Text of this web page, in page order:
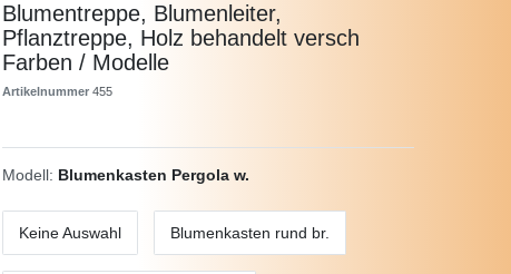
Blumentreppe, Blumenleiter,
Pflanztreppe, Holz behandelt versch
Farben / Modelle
Artikelnummer 455
Modell: Blumenkasten Pergola w.
Keine Auswahl Blumenkasten rund br.